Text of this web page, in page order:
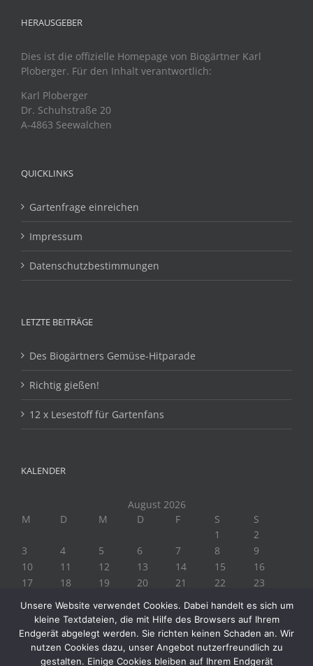
HERAUSGEBER
Dies ist die offizielle Homepage von Biogärtner Karl
Ploberger. Für den Inhalt verantwortlich:
Karl Ploberger
Dr. Schuhstraße 20
A-4863 Seewalchen
QUICKLINKS
Gartenfrage einreichen
Impressum
Datenschutzbestimmungen
LETZTE BEITRÄGE
Des Biogärtners Gemüse-Hitparade
Richtig gießen!
12 x Lesestoff für Gartenfans
KALENDER
August 2026
M
D M D F S
S
1
2
3
4 5 6 7 8
9
10
11 12 13 14 15
16
17
18 19 20 21 22
23
« Juli
Unsere Website verwendet Cookies. Dabei handelt es sich um
kleine Textdateien, die mit Hilfe des Browsers auf Ihrem
Endgerät abgelegt werden. Sie richten keinen Schaden an. Wir
nutzen Cookies dazu, unser Angebot nutzerfreundlich zu
gestalten. Einige Cookies bleiben auf Ihrem Endgerät